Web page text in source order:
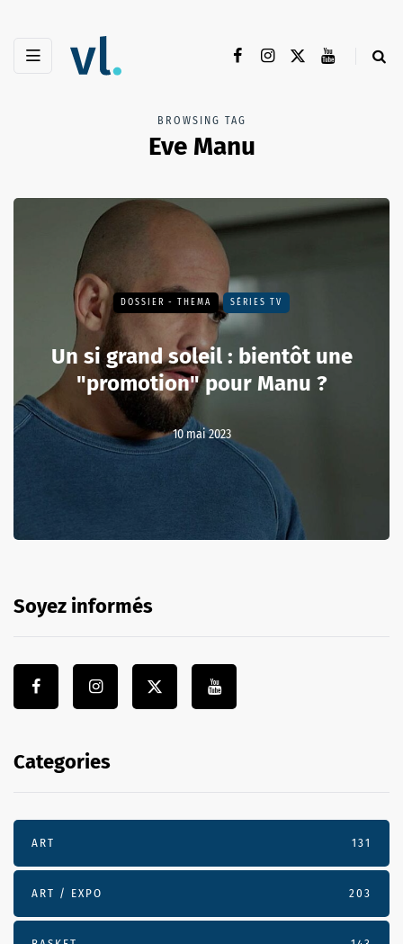
BROWSING TAG
Eve Manu
DOSSIER - THEMA SÉRIES TV
Un si grand soleil : bientôt une
"promotion" pour Manu ?
10 mai 2023
Soyez informés
Categories
ART 131
ART / EXPO 203